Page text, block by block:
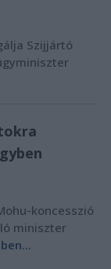
Szijjártó
koncesszió
miniszter